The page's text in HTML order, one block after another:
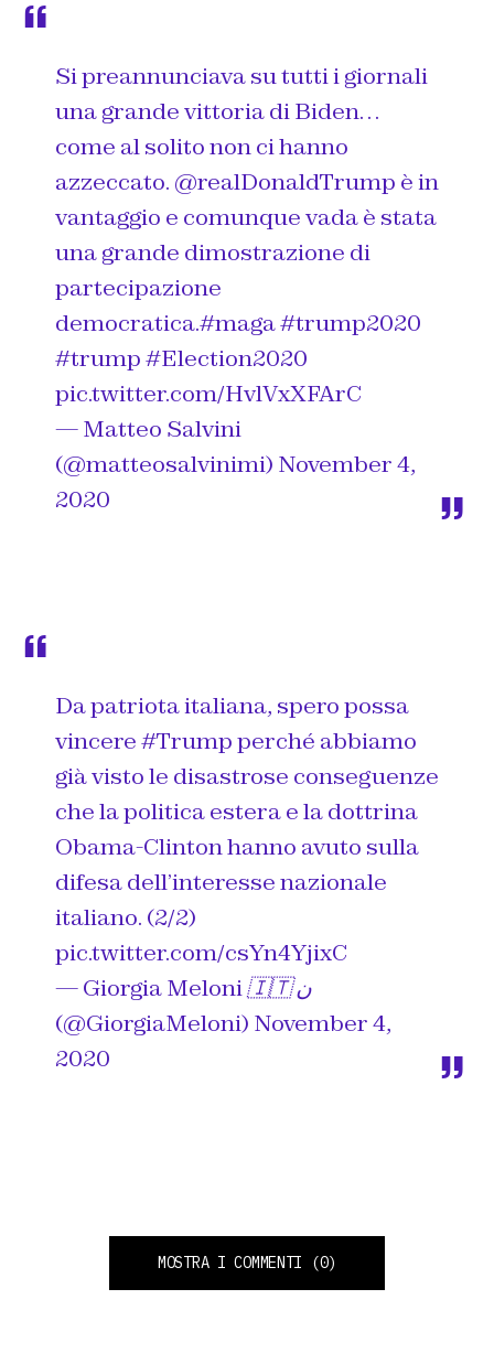
Si preannunciava su tutti i giornali
una grande vittoria di Biden…
come al solito non ci hanno
azzeccato. @realDonaldTrump è in
vantaggio e comunque vada è stata
una grande dimostrazione di
partecipazione
democratica.#maga#trump2020
#trump#Election2020
pic.twitter.com/HvlVxXFArC
— Matteo Salvini
(@matteosalvinimi) November 4,
2020
Da patriota italiana, spero possa
vincere#Trumpperché abbiamo
già visto le disastrose conseguenze
che la politica estera e la dottrina
Obama-Clinton hanno avuto sulla
difesa dell’interesse nazionale
italiano. (2/2)
pic.twitter.com/csYn4YjixC
— Giorgia Meloni 🇮🇹 ن
(@GiorgiaMeloni) November 4,
2020
MOSTRA I COMMENTI (0)